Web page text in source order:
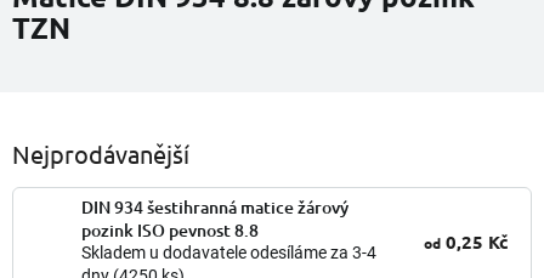
TZN
Nejprodávanější
DIN 934 šestihranná matice žárový
pozink ISO pevnost 8.8
Skladem u dodavatele odesíláme za 3-4
od 0,25 Kč